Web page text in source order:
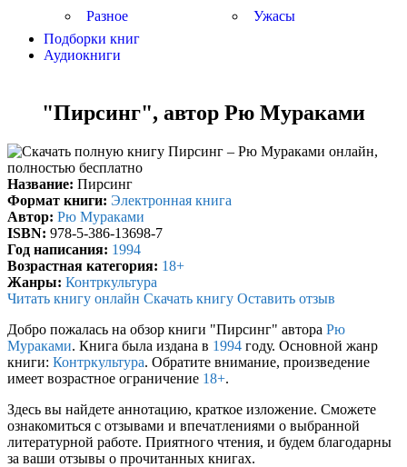
Разное
Ужасы
Подборки книг
Аудиокниги
"Пирсинг", автор Рю Мураками
Название: Пирсинг
Формат книги: Электронная книга
Автор: Рю Мураками
ISBN: 978-5-386-13698-7
Год написания: 1994
Возрастная категория: 18+
Жанры: Контркультура
Читать книгу онлайн Скачать книгу Оставить отзыв
Добро пожалась на обзор книги "Пирсинг" автора Рю
Мураками. Книга была издана в 1994 году. Основной жанр
книги: Контркультура. Обратите внимание, произведение
имеет возрастное ограничение 18+.
Здесь вы найдете аннотацию, краткое изложение. Сможете
ознакомиться с отзывами и впечатлениями о выбранной
литературной работе. Приятного чтения, и будем благодарны
за ваши отзывы о прочитанных книгах.